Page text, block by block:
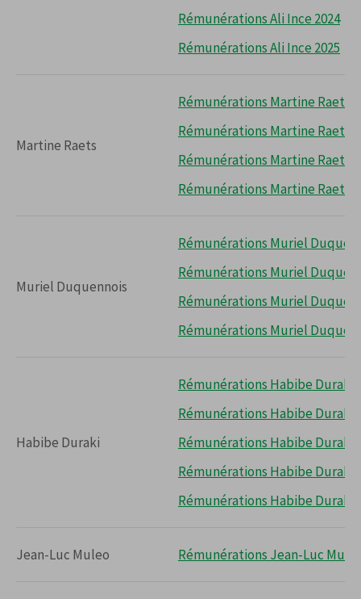
Rémunérations Ali Ince 2024
Rémunérations Ali Ince 2025
Martine Raets
Rémunérations Martine Raets
Rémunérations Martine Raets
Rémunérations Martine Raets
Rémunérations Martine Raets
Muriel Duquennois
Rémunérations Muriel
Rémunérations Muriel
Rémunérations Muriel
Rémunérations Muriel
Habibe Duraki
Rémunérations Habibe Duraki
Rémunérations Habibe Duraki
Rémunérations Habibe Duraki
Rémunérations Habibe Duraki
Rémunérations Habibe Duraki
Jean-Luc Muleo Rémunérations Jean-Luc